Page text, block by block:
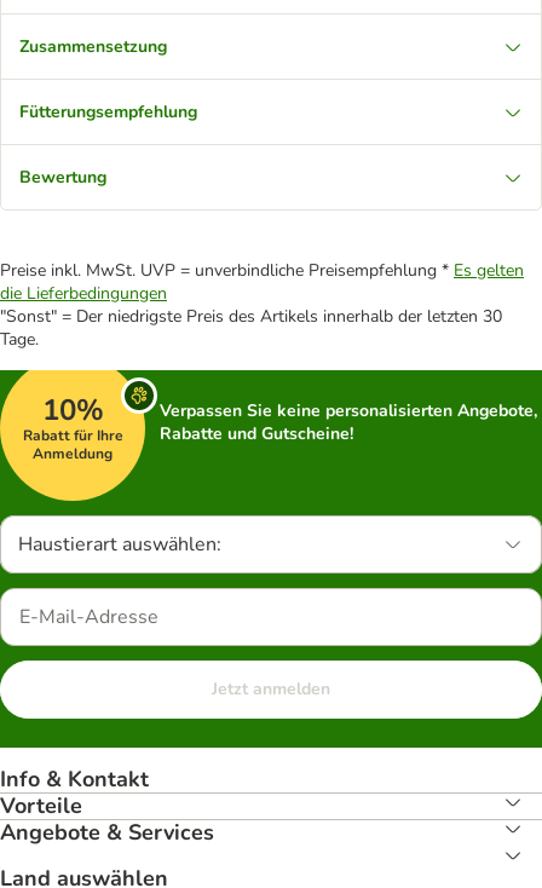
Zusammensetzung
Fütterungsempfehlung
Bewertung
Preise inkl. MwSt. UVP = unverbindliche Preisempfehlung * Es gelten
die Lieferbedingungen
"Sonst" = Der niedrigste Preis des Artikels innerhalb der letzten 30
Tage.
10%
Rabatt für Ihre
Anmeldung
Verpassen Sie keine personalisierten Angebote,
Rabatte und Gutscheine!
Haustierart auswählen:
Jetzt anmelden
Info & Kontakt
Vorteile
Angebote & Services
Land auswählen